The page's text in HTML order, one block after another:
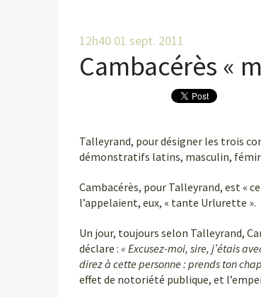
12h40 01 sept. 2011
Cambacérès «
Talleyrand, pour désigner les trois
démonstratifs latins, masculin,
Cambacérès, pour Talleyrand, est «
l’appelaient, eux, « tante Urlurette ».
Un jour, toujours selon Talleyrand,
déclare : « Excusez-moi, sire, j’étais
direz à cette personne : prends ton
effet de notoriété publique, et